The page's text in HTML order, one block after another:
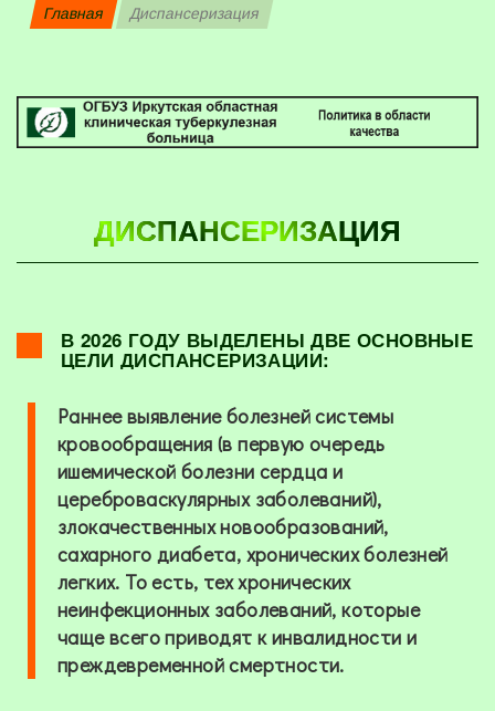
Главная Диспансеризация
ДИСПАНСЕРИЗАЦИЯ
В 2026 ГОДУ ВЫДЕЛЕНЫ ДВЕ ОСНОВНЫЕ
ЦЕЛИ ДИСПАНСЕРИЗАЦИИ:
Раннее выявление болезней системы
кровообращения (в первую очередь
ишемической болезни сердца и
цереброваскулярных заболеваний),
злокачественных новообразований,
сахарного диабета, хронических болезней
легких. То есть, тех хронических
неинфекционных заболеваний, которые
чаще всего приводят к инвалидности и
преждевременной смертности.